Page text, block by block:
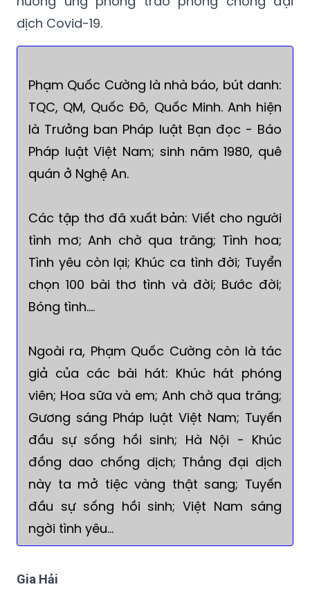
dịch Covid-19.
Phạm Quốc Cường là nhà báo, bút danh:
TQC, QM, Quốc Đô, Quốc Minh. Anh hiện
là Trưởng ban Pháp luật Bạn đọc - Báo
Pháp luật Việt Nam; sinh năm 1980, quê
quán ở Nghệ An.
Các tập thơ đã xuất bản: Viết cho người
tình mơ; Anh chờ qua trăng; Tình hoa;
Tình yêu còn lại; Khúc ca tình đời; Tuyển
chọn 100 bài thơ tình và đời; Bước đời;
Bóng tình….
Ngoài ra, Phạm Quốc Cường còn là tác
giả của các bài hát: Khúc hát phóng
viên; Hoa sữa và em; Anh chờ qua trăng;
Gương sáng Pháp luật Việt Nam; Tuyến
đầu sự sống hồi sinh; Hà Nội - Khúc
đồng dao chống dịch; Thắng đại dịch
này ta mở tiệc vàng thật sang; Tuyến
đầu sự sống hồi sinh; Việt Nam sáng
ngời tình yêu…
Gia Hải